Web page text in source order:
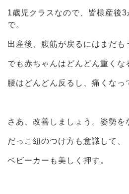
1歳児クラスなので、皆様産後3
で。
出産後、腹筋が戻るにはまだも
でも赤ちゃんはどんどん重くな
腰はどんどん反るし、痛くなっ
さあ、改善しましょう。姿勢を
だっこ紐のつけ方も意識して、
ベビーカーも美しく押す。